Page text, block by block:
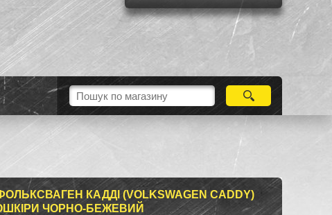
КАДДІ (VOLKSWAGEN CADDY)
ЧОРНО-БЕЖЕВИЙ